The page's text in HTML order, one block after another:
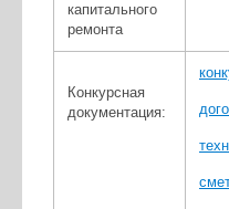
капитального
ремонта
Конкурсная
документация: